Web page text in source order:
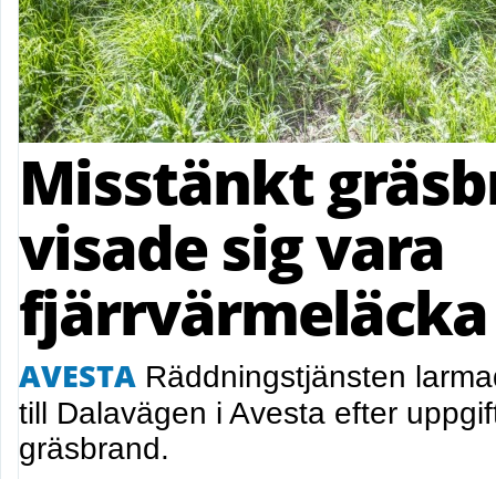
Misstänkt
visade sig vara
AVESTA Räddningstjänsten
till Dalavägen i Avesta efter
gräsbrand.